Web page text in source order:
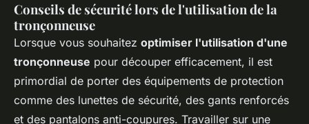
Conseils de sécurité lors de l'utilisation de la
tronçonneuse
Lorsque vous souhaitez optimiser l'utilisation d'une
tronçonneuse pour découper efficacement, il est
primordial de porter des équipements de protection
comme des lunettes de sécurité, des gants renforcés
et des pantalons anti-coupures. Travailler sur une